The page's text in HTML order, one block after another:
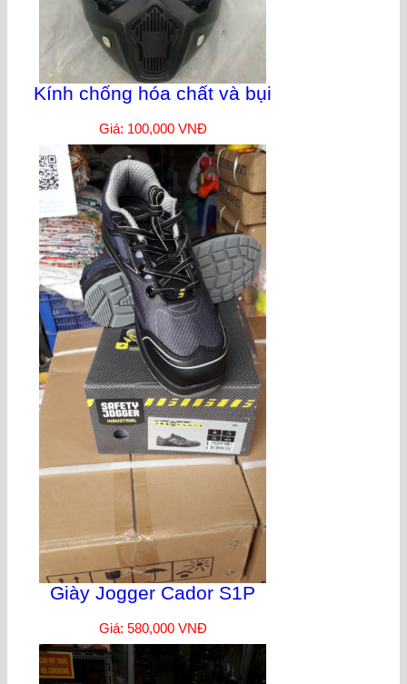
Kính chống hóa chất và bụi
Giá: 100,000 VNĐ
Giày Jogger Cador S1P
Giá: 580,000 VNĐ